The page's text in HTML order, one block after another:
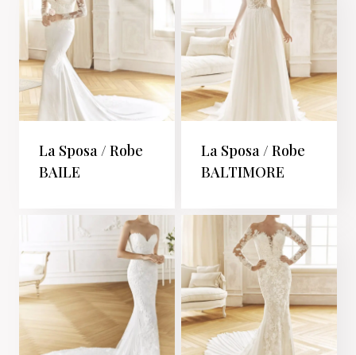
La Sposa / Robe
BAILE
La Sposa / Robe
BALTIMORE